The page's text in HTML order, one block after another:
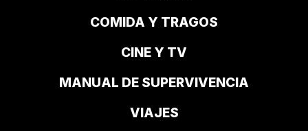
COMIDA Y TRAGOS
CINE Y TV
MANUAL DE SUPERVIVENCIA
VIAJES